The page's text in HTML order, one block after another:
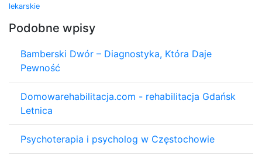
lekarskie
Podobne wpisy
Bamberski Dwór – Diagnostyka, Która Daje
Pewność
Domowarehabilitacja.com - rehabilitacja Gdańsk
Letnica
Psychoterapia i psycholog w Częstochowie